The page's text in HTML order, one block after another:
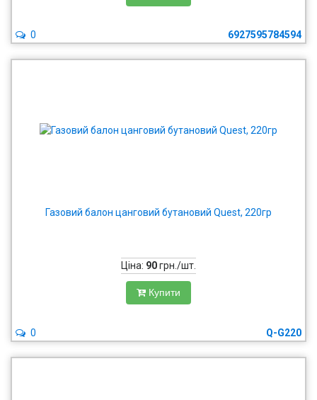
6927595784594
0
Газовий балон цанговий бутановий Quest, 220гр
Ціна: 90грн./шт.
Купити
Q-G220
0